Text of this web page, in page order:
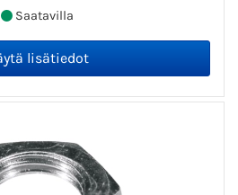
Saatavilla